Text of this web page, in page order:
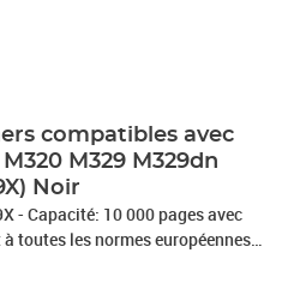
compatibles avec
M329 M329dn
Noir
- Capacité: 10 000 pages avec
toutes les normes européennes
- 100% Compatible - Encre de